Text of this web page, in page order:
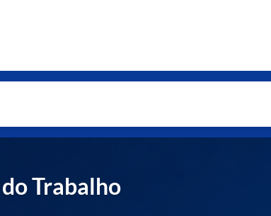
Trabalho